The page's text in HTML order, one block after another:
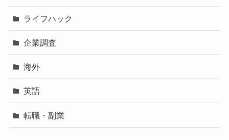
ライフハック
企業調査
海外
英語
転職・副業